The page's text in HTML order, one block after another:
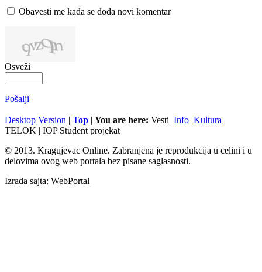
Obavesti me kada se doda novi komentar
Osveži
Pošalji
Desktop Version | Top | You are here: Vesti Info Kultura
TELOK | IOP Student projekat
© 2013. Kragujevac Online. Zabranjena je reprodukcija u celini i u
delovima ovog web portala bez pisane saglasnosti.
Izrada sajta: WebPortal